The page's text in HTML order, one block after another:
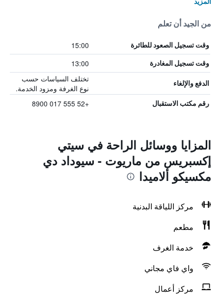
من الجيد أن تعلم
وقت تسجيل الصعود للطائرة 15:00
وقت تسجيل المغادرة 13:00
الدفع والإلغاء
تختلف السياسات حسب
نوع الغرفة ومزود الخدمة.
رقم مكتب الاستقبال +52 555 017 8900
المزايا ووسائل الراحة في سيتي
إكسبريس من ماريوت - سيوداد دي
مكسيكو ألاميدا
مركز اللياقة البدنية
مطعم
خدمة الغرف
واي فاي مجاني
مركز أعمال